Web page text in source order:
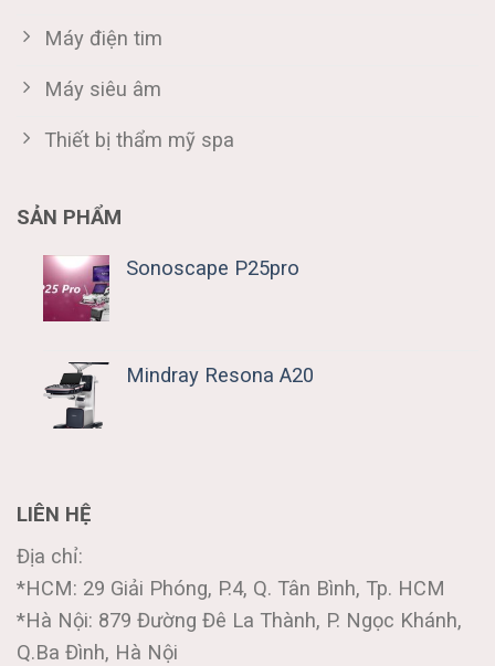
Máy điện tim
Máy siêu âm
Thiết bị thẩm mỹ spa
SẢN PHẨM
Sonoscape P25pro
Mindray Resona A20
LIÊN HỆ
Địa chỉ:
*HCM: 29 Giải Phóng, P.4, Q. Tân Bình, Tp. HCM
*Hà Nội: 879 Đường Đê La Thành, P. Ngọc Khánh,
Q.Ba Đình, Hà Nội